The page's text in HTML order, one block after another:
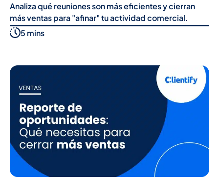
Analiza qué reuniones son más eficientes y cierran
más ventas para "afinar" tu actividad comercial.
5 mins